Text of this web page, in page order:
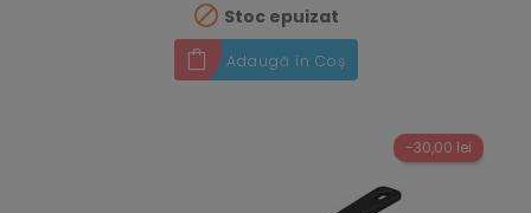
 Stoc epuizat
Adaugă în Coș
-30,00 lei